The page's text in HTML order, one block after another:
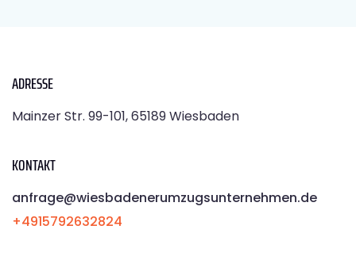
ADRESSE
Mainzer Str. 99-101, 65189 Wiesbaden
KONTAKT
anfrage@wiesbadenerumzugsunternehmen.de
+4915792632824